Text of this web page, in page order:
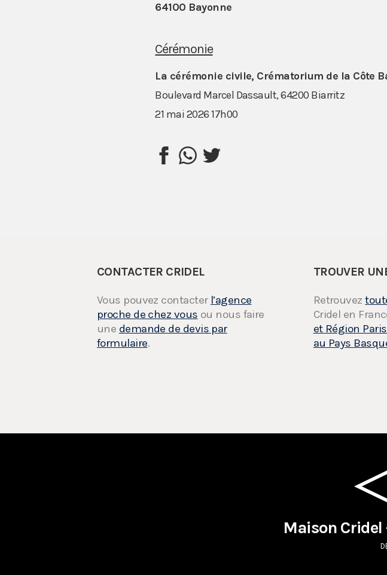
64100 Bayonne
Cérémonie
La cérémonie civile, Crématorium de la Côte
Boulevard Marcel Dassault, 64200 Biarritz
21 mai 2026 17h00
CONTACTER CRIDEL
Vous pouvez contacter l’agence
proche de chez vous ou nous faire
une demande de devis par
formulaire.
TROUVER
Retrouvez
Cridel en
et Région
au Pays
Maison Cridel